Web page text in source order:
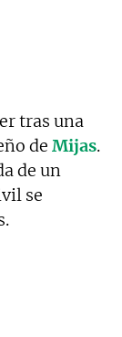
tras una
de Mijas.
de un
se